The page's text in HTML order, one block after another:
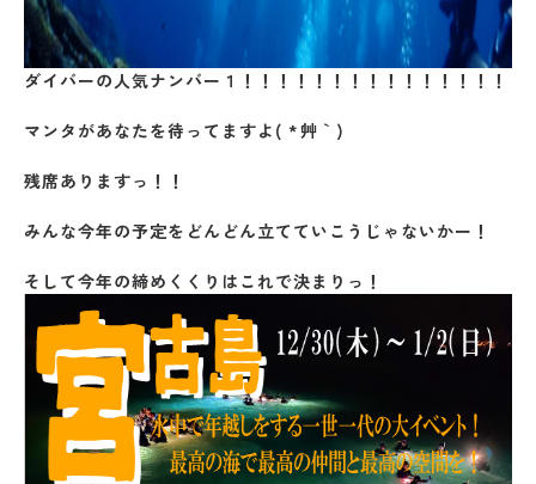
ダイバーの人気ナンバー１！！！！！！！！！！！！！！！
マンタがあなたを待ってますよ( *´艸｀)
残席ありますっ！！
みんな今年の予定をどんどん立てていこうじゃないかー！
そして今年の締めくくりはこれで決まりっ！